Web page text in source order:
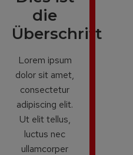
die
Überschrift
Lorem ipsum
dolor sit amet,
consectetur
adipiscing elit.
Ut elit tellus,
luctus nec
ullamcorper